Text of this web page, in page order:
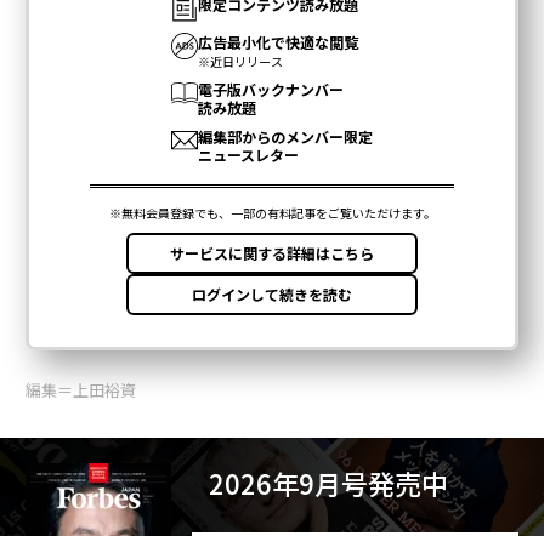
編集＝上田裕資
2026年9月号発売中